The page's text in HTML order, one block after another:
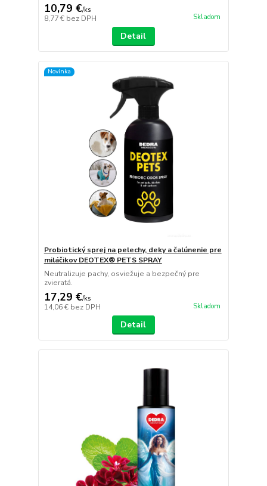
10,79 €/ks
8,77 € bez DPH Skladom
Detail
Novinka
Probiotický sprej na pelechy, deky a čalúnenie pre
miláčikov DEOTEX® PETS SPRAY
Neutralizuje pachy, osviežuje a bezpečný pre
zvieratá.
17,29 €/ks
14,06 € bez DPH Skladom
Detail